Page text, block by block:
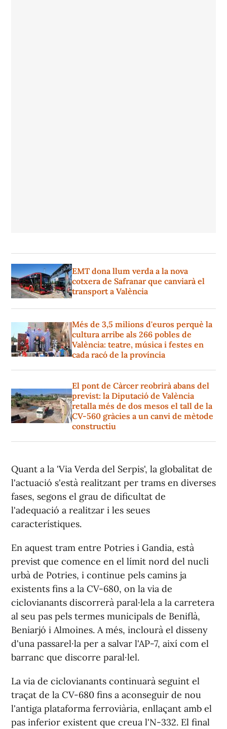
EMT dona llum verda a la nova
cotxera de Safranar que canviarà el
transport a València
Més de 3,5 milions d'euros perquè la
cultura arribe als 266 pobles de
València: teatre, música i festes en
cada racó de la província
El pont de Càrcer reobrirà abans del
previst: la Diputació de València
retalla més de dos mesos el tall de la
CV-560 gràcies a un canvi de mètode
constructiu
Quant a la 'Via Verda del Serpis', la globalitat de
l'actuació s'està realitzant per trams en diverses
fases, segons el grau de dificultat de
l'adequació a realitzar i les seues
característiques.
En aquest tram entre Potries i Gandia, està
previst que comence en el límit nord del nucli
urbà de Potries, i continue pels camins ja
existents fins a la CV-680, on la via de
ciclovianants discorrerà paral·lela a la carretera
al seu pas pels termes municipals de Beniflà,
Beniarjó i Almoines. A més, inclourà el disseny
d'una passarel·la per a salvar l'AP-7, així com el
barranc que discorre paral·lel.
La via de ciclovianants continuarà seguint el
traçat de la CV-680 fins a aconseguir de nou
l'antiga plataforma ferroviària, enllaçant amb el
pas inferior existent que creua l'N-332. El final